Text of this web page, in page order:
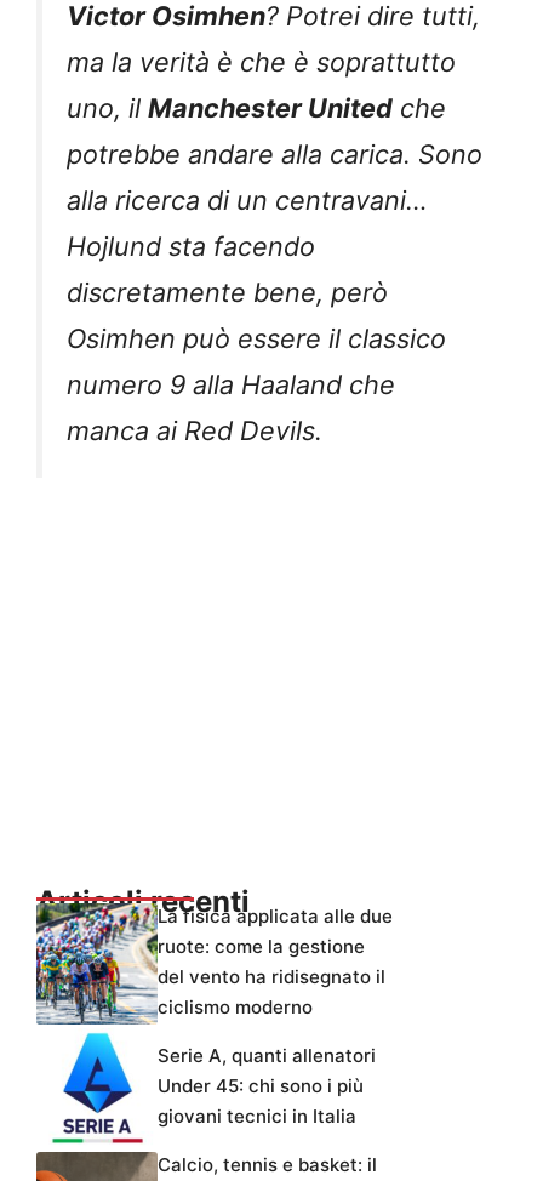
Victor Osimhen? Potrei dire tutti,
ma la verità è che è soprattutto
uno, il Manchester United che
potrebbe andare alla carica. Sono
alla ricerca di un centravani…
Hojlund sta facendo
discretamente bene, però
Osimhen può essere il classico
numero 9 alla Haaland che
manca ai Red Devils.
Articoli recentiLa fisica applicata alle due
ruote: come la gestione
del vento ha ridisegnato il
ciclismo moderno
Serie A, quanti allenatori
Under 45: chi sono i più
giovani tecnici in Italia
Calcio, tennis e basket: il